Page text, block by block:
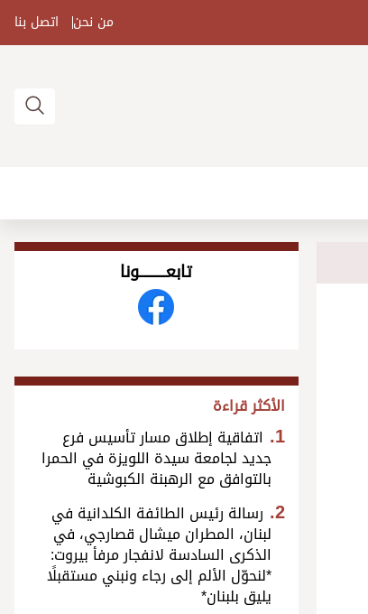
من نحن اتصل بنا
تابعــــــــــونا
الأكثر قراءة
اتفاقية إطلاق مسار تأسيس فرع
جديد لجامعة سيدة اللويزة في الحمرا
بالتوافق مع الرهبنة الكبوشية
رسالة رئيس الطائفة الكلدانية في
لبنان، المطران ميشال قصارجي، في
الذكرى السادسة لانفجار مرفأ بيروت:
*لنحوّل الألم إلى رجاء ونبني مستقبلًا
يليق بلبنان*